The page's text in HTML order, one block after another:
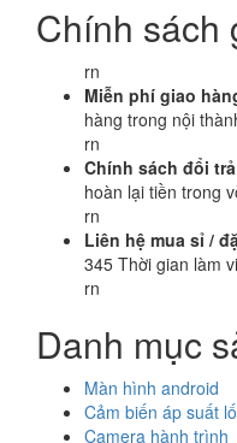
Chính sách
rn
Miễn phí giao
hàng trong nội
rn
Chính sách đổi
hoàn lại tiền trong
rn
Liên hệ mua sỉ /
345 Thời gian làm
rn
Danh mục
Màn hình android
Cảm biến áp suất
Camera hành trình